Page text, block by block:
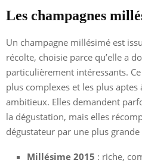
Les champagnes
Un champagne millésimé est
récolte, choisie parce qu’elle a
particulièrement intéressants.
plus complexes et les plus
ambitieux. Elles demandent
la dégustation, mais elles
dégustateur par une plus
Millésime 2015 : riche,